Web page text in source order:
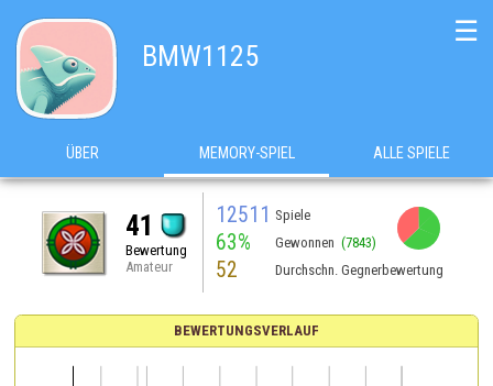
BMW1125
☰
ÜBER MEMORY-SPIEL ALLE SPIELE
41
Bewertung
Amateur
12511 Spiele
63% Gewonnen (7843)
52 Durchschn. Gegnerbewertung
BEWERTUNGSVERLAUF